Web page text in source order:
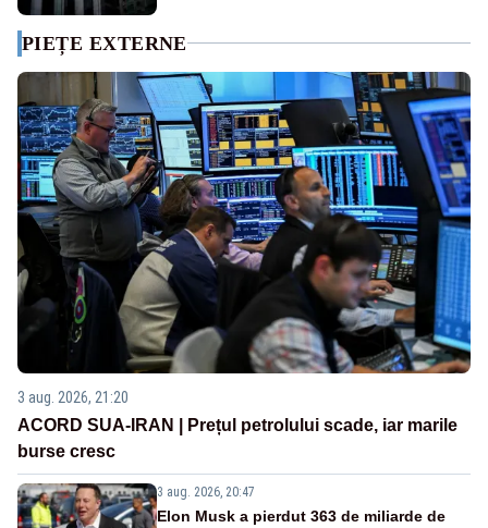
PIEȚE EXTERNE
3 aug. 2026, 21:20
ACORD SUA-IRAN | Prețul petrolului scade, iar marile
burse cresc
3 aug. 2026, 20:47
Elon Musk a pierdut 363 de miliarde de